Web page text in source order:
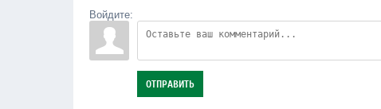
Войдите:
ОТПРАВИТЬ